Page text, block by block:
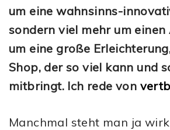
um eine wahnsinns-
sondern viel mehr um
um eine große
Shop, der so viel kann und
mitbringt. Ich rede von
Manchmal steht man ja